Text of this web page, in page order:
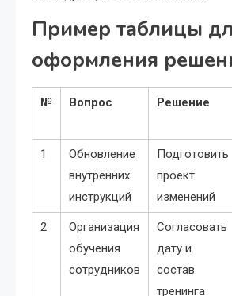
Пример таблицы
оформления
№ Вопрос Решение
1
Обновление
внутренних
инструкций
Подготовить
проект
изменений
2
Организация
обучения
сотрудников
Согласовать
дату и
состав
тренинга